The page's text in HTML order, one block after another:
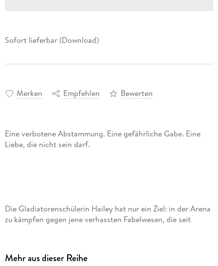
Sofort lieferbar (Download)
Merken Empfehlen Bewerten
Eine verbotene Abstammung. Eine gefährliche Gabe. Eine
Die Gladiatorenschülerin Hailey hat nur ein Ziel: in der Arena
zu kämpfen gegen jene verhassten Fabelwesen, die seit
mystischen Wesen besitzen. Sie ist halb Mensch, halb Sylphe.
Mehr aus dieser Reihe